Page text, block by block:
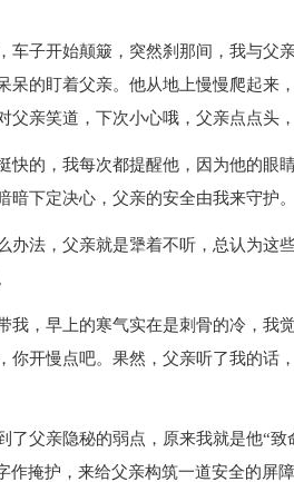
车子开始颠簸，突然刹那间，我与父
呆的盯着父亲。他从地上慢慢爬起来
父亲笑道，下次小心哦，父亲点点头
快的，我每次都提醒他，因为他的眼
暗下定决心，父亲的安全由我来守护。
办法，父亲就是犟着不听，总认为这
我，早上的寒气实在是刺骨的冷，我
你开慢点吧。果然，父亲听了我的话
了父亲隐秘的弱点，原来我就是他“
作掩护，来给父亲构筑一道安全的屏